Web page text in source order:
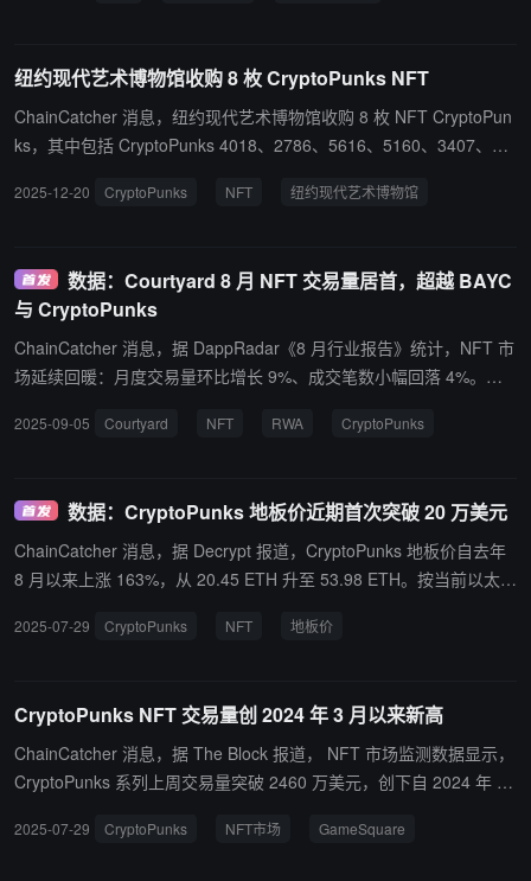
纽约现代艺术博物馆收购 8 枚 CryptoPunks NFT
ChainCatcher 消息，纽约现代艺术博物馆收购 8 枚 NFT CryptoPun
ks，其中包括 CryptoPunks 4018、2786、5616、5160、3407、71
2025-12-20 CryptoPunks NFT 纽约现代艺术博物馆
数据：Courtyard 8 月 NFT 交易量居首，超越 BAYC
与 CryptoPunks
ChainCatcher 消息，据 DappRadar《8 月行业报告》统计，NFT 市
场延续回暖：月度交易量环比增长 9%、成交笔数小幅回落 4%。其
月系列交易量榜，超过以太坊蓝筹 BAYC 与 CryptoPunks。 DappR
下半年 NFT 领域的重要主线。
2025-09-05 Courtyard NFT RWA CryptoPunks
数据：CryptoPunks 地板价近期首次突破 20 万美元
ChainCatcher 消息，据 Decrypt 报道，CryptoPunks 地板价自去年
8 月以来上涨 163%，从 20.45 ETH 升至 53.98 ETH。按当前以太坊
月 8 日以来最高。此次上涨始于上周某地址一次性扫货 45 枚 Crypto
动其链上头部 NFT 项目上涨。
2025-07-29 CryptoPunks NFT 地板价
CryptoPunks NFT 交易量创 2024 年 3 月以来新高
ChainCatcher 消息，据 The Block 报道， NFT 市场监测数据显示，
CryptoPunks 系列上周交易量突破 2460 万美元，创下自 2024 年 3
着价格指标全面上涨：底价从 40 ETH 攀升至 47.5 ETH ，平均售价
2025-07-29 CryptoPunks NFT市场 GameSquare